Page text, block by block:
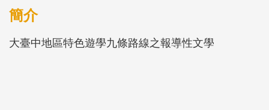
簡介
大臺中地區特色遊學九條路線之報導性文學